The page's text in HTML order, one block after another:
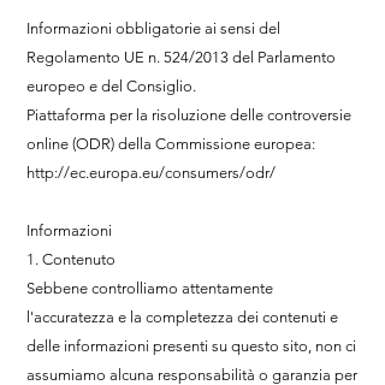
Informazioni obbligatorie ai sensi del
Regolamento UE n. 524/2013 del Parlamento
europeo e del Consiglio.
Piattaforma per la risoluzione delle controversie
online (ODR) della Commissione europea:
http://ec.europa.eu/consumers/odr/
Informazioni
1. Contenuto
Sebbene controlliamo attentamente
l'accuratezza e la completezza dei contenuti e
delle informazioni presenti su questo sito, non ci
assumiamo alcuna responsabilità o garanzia per